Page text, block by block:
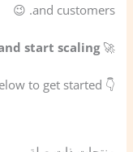
and customers. 😉
🚀
start scaling?
👇 Click the link below to get started